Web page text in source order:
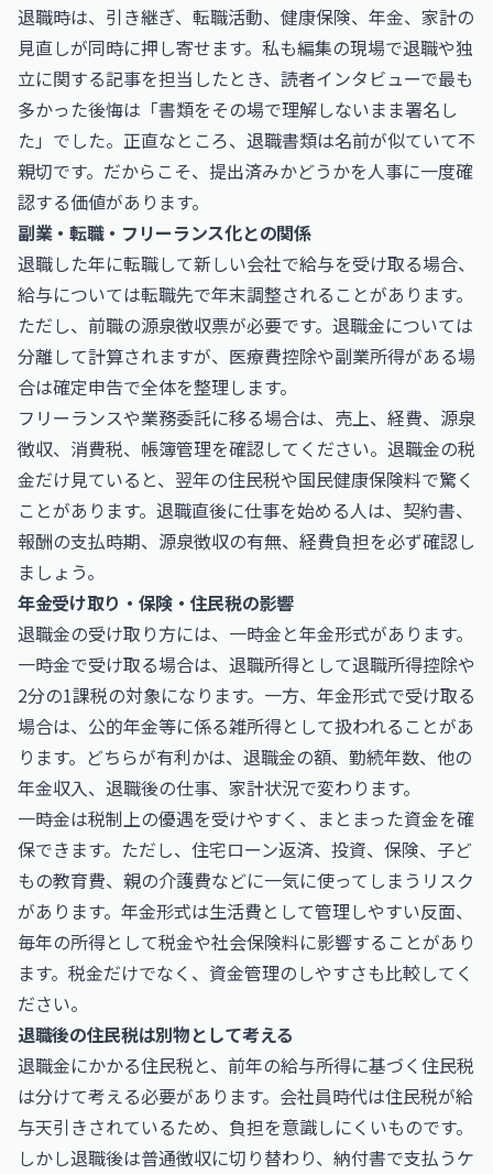
退職時は、引き継ぎ、転職活動、健康保険、年金、家計の
見直しが同時に押し寄せます。私も編集の現場で退職や独
立に関する記事を担当したとき、読者インタビューで最も
多かった後悔は「書類をその場で理解しないまま署名し
た」でした。正直なところ、退職書類は名前が似ていて不
親切です。だからこそ、提出済みかどうかを人事に一度確
認する価値があります。
副業・転職・フリーランス化との関係
退職した年に転職して新しい会社で給与を受け取る場合、
給与については転職先で年末調整されることがあります。
ただし、前職の源泉徴収票が必要です。退職金については
分離して計算されますが、医療費控除や副業所得がある場
合は確定申告で全体を整理します。
フリーランスや業務委託に移る場合は、売上、経費、源泉
徴収、消費税、帳簿管理を確認してください。退職金の税
金だけ見ていると、翌年の住民税や国民健康保険料で驚く
ことがあります。退職直後に仕事を始める人は、契約書、
報酬の支払時期、源泉徴収の有無、経費負担を必ず確認し
ましょう。
年金受け取り・保険・住民税の影響
退職金の受け取り方には、一時金と年金形式があります。
一時金で受け取る場合は、退職所得として退職所得控除や
2分の1課税の対象になります。一方、年金形式で受け取る
場合は、公的年金等に係る雑所得として扱われることがあ
ります。どちらが有利かは、退職金の額、勤続年数、他の
年金収入、退職後の仕事、家計状況で変わります。
一時金は税制上の優遇を受けやすく、まとまった資金を確
保できます。ただし、住宅ローン返済、投資、保険、子ど
もの教育費、親の介護費などに一気に使ってしまうリスク
があります。年金形式は生活費として管理しやすい反面、
毎年の所得として税金や社会保険料に影響することがあり
ます。税金だけでなく、資金管理のしやすさも比較してく
ださい。
退職後の住民税は別物として考える
退職金にかかる住民税と、前年の給与所得に基づく住民税
は分けて考える必要があります。会社員時代は住民税が給
与天引きされているため、負担を意識しにくいものです。
しかし退職後は普通徴収に切り替わり、納付書で支払うケ